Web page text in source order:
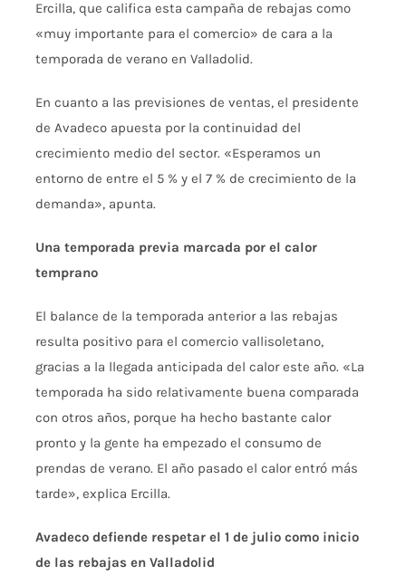
Ercilla, que califica esta campaña de rebajas como
«muy importante para el comercio» de cara a la
temporada de verano en Valladolid.
En cuanto a las previsiones de ventas, el presidente
de Avadeco apuesta por la continuidad del
crecimiento medio del sector. «Esperamos un
entorno de entre el 5 % y el 7 % de crecimiento de la
demanda», apunta.
Una temporada previa marcada por el calor
temprano
El balance de la temporada anterior a las rebajas
resulta positivo para el comercio vallisoletano,
gracias a la llegada anticipada del calor este año. «La
temporada ha sido relativamente buena comparada
con otros años, porque ha hecho bastante calor
pronto y la gente ha empezado el consumo de
prendas de verano. El año pasado el calor entró más
tarde», explica Ercilla.
Avadeco defiende respetar el 1 de julio como inicio
de las rebajas en Valladolid